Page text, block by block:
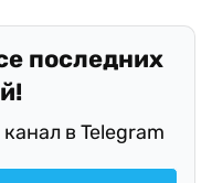
последних
в Telegram